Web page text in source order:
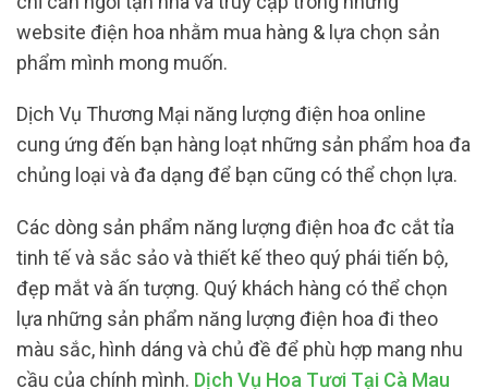
website điện hoa nhằm mua hàng & lựa chọn sản
phẩm mình mong muốn.
Dịch Vụ Thương Mại năng lượng điện hoa online
cung ứng đến bạn hàng loạt những sản phẩm hoa đa
chủng loại và đa dạng để bạn cũng có thể chọn lựa.
Các dòng sản phẩm năng lượng điện hoa đc cắt tỉa
tinh tế và sắc sảo và thiết kế theo quý phái tiến bộ,
đẹp mắt và ấn tượng. Quý khách hàng có thể chọn
lựa những sản phẩm năng lượng điện hoa đi theo
màu sắc, hình dáng và chủ đề để phù hợp mang nhu
cầu của chính mình. Dịch Vụ Hoa Tươi Tại Cà Mau